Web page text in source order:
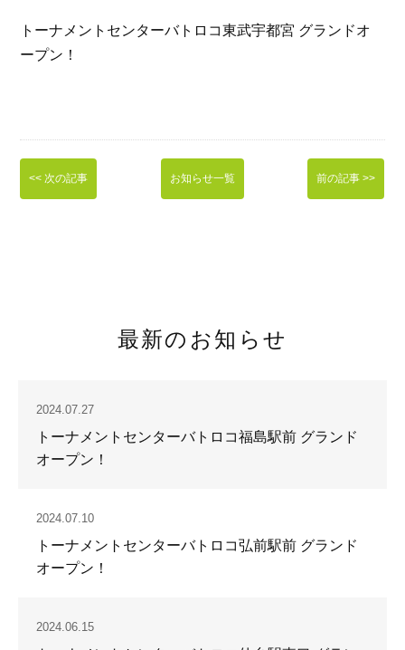
トーナメントセンターバトロコ東武宇都宮 グランドオ
ープン！
<< 次の記事 お知らせ一覧 前の記事 >>
最新のお知らせ
2024.07.27
トーナメントセンターバトロコ福島駅前 グランド
オープン！
2024.07.10
トーナメントセンターバトロコ弘前駅前 グランド
オープン！
2024.06.15